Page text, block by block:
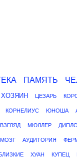
ПАМЯТЬ
ХОЗЯИН ЦЕЗАРЬ
КОРНЕЛИУС ЮНОША
ВЗГЛЯД МЮЛЛЕР
МОЗГ АУДИТОРИЯ
ХУАН КУПЕЦ